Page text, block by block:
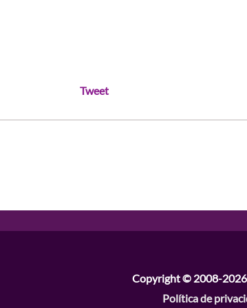
Tweet
Copyright © 2008-2026
Política de